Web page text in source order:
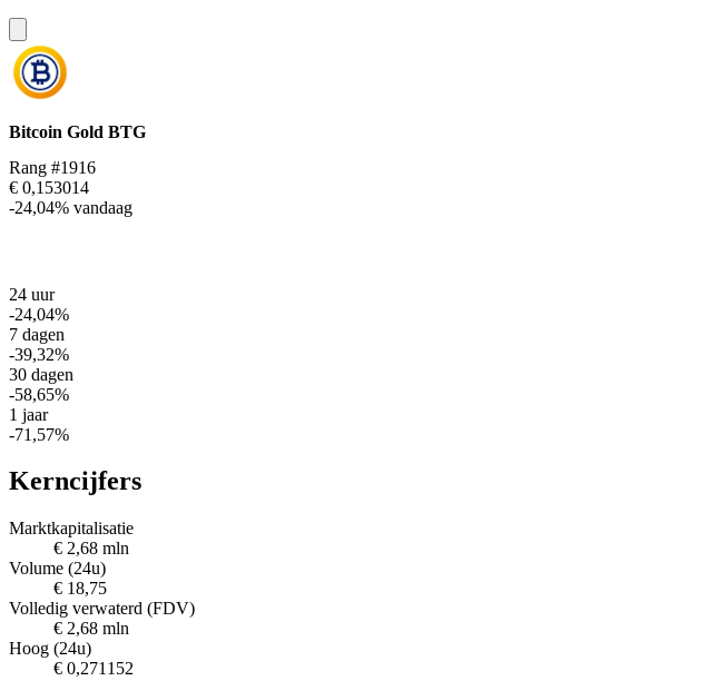
Bitcoin Gold BTG
Rang #1916
€ 0,153014
-24,04% vandaag
24 uur
-24,04%
7 dagen
-39,32%
30 dagen
-58,65%
1 jaar
-71,57%
Kerncijfers
Marktkapitalisatie
€ 2,68 mln
Volume (24u)
€ 18,75
Volledig verwaterd (FDV)
€ 2,68 mln
Hoog (24u)
€ 0,271152